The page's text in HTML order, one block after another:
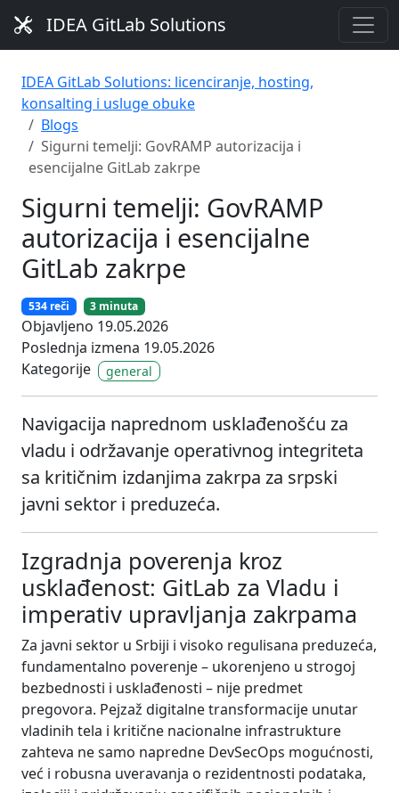
IDEA GitLab Solutions
IDEA GitLab Solutions: licenciranje, hosting,
konsalting i usluge obuke
Blogs
Sigurni temelji: GovRAMP autorizacija i
esencijalne GitLab zakrpe
Sigurni temelji: GovRAMP
autorizacija i esencijalne
GitLab zakrpe
534 reči 3 minuta
Objavljeno 19.05.2026
Poslednja izmena 19.05.2026
Kategorije
general
Navigacija naprednom usklađenošću za
vladu i održavanje operativnog integriteta
sa kritičnim izdanjima zakrpa za srpski
javni sektor i preduzeća.
Izgradnja poverenja kroz
usklađenost: GitLab za Vladu i
imperativ upravljanja zakrpama
Za javni sektor u Srbiji i visoko regulisana preduzeća,
fundamentalno poverenje – ukorenjeno u strogoj
bezbednosti i usklađenosti – nije predmet
pregovora. Pejzaž digitalne transformacije unutar
vladinih tela i kritične nacionalne infrastrukture
zahteva ne samo napredne DevSecOps mogućnosti,
već i robusna uveravanja o rezidentnosti podataka,